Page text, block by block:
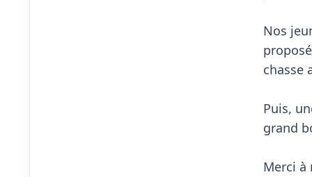
Nos
chasse
Puis,
grand
Merci à